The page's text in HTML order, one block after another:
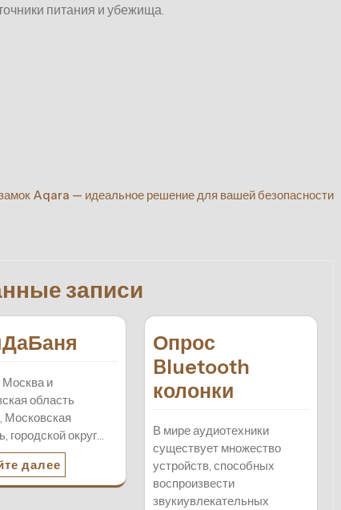
питания и убежища.
Aqara — идеальное решение для вашей безопасности
записи
Москва и
область
Московская
городской округ…
далее
Опрос
Bluetooth
колонки
В мире аудиотехники
существует множество
устройств, способных
воспроизвести
звукиувлекательных